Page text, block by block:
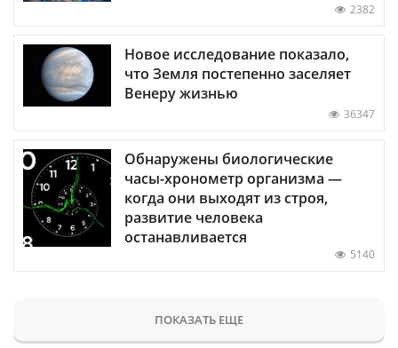
2382
Новое исследование показало,
что Земля постепенно заселяет
Венеру жизнью
36347
Обнаружены биологические
часы-хронометр организма —
когда они выходят из строя,
развитие человека
останавливается
5140
ПОКАЗАТЬ ЕЩЕ